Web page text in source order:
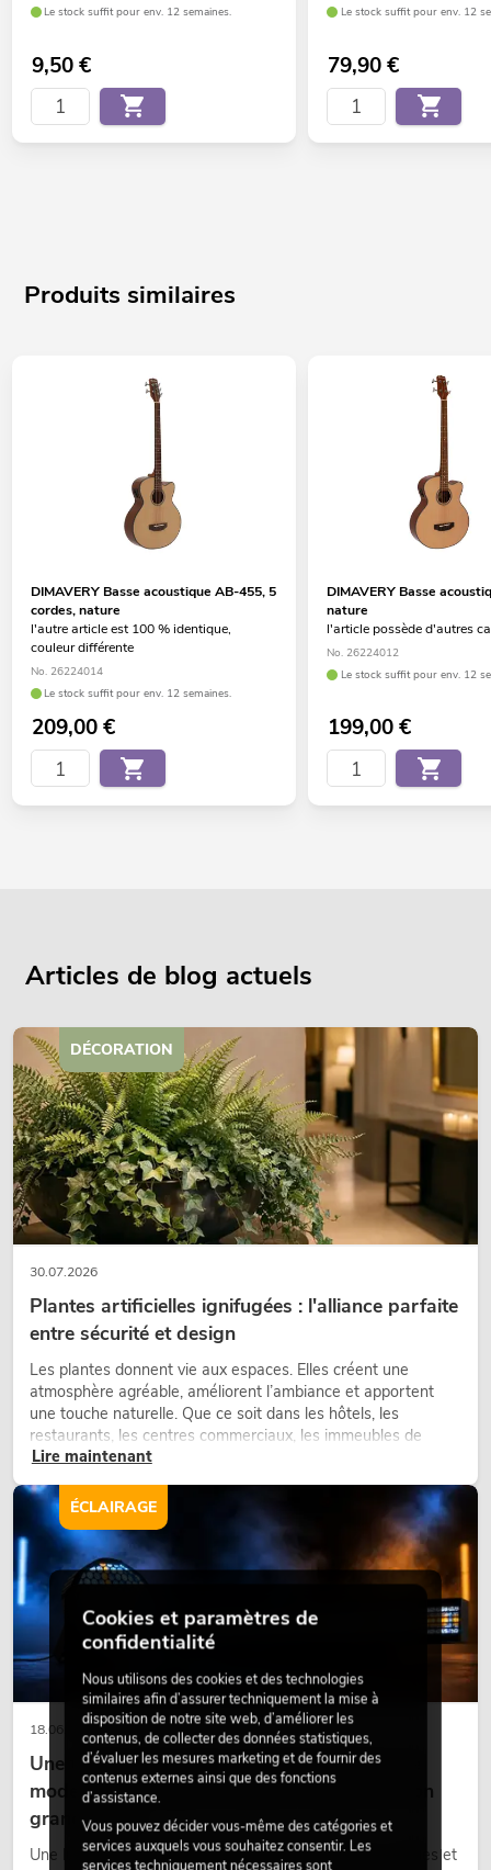
Le stock suffit pour env. 12 semaines.
9,50€
Le stock suffit pour env. 12
79,90€
Produits similaires
DIMAVERY Basse acoustique AB-455, 5
cordes, nature
l'autre article est 100 % identique,
couleur différente
No. 26224014
Le stock suffit pour env. 12 semaines.
209,00€
DIMAVERY Basse
nature
l'article possède d'autres
No. 26224012
Le stock suffit pour env. 12
199,00€
Articles de blog actuels
30.07.2026
Plantes artificielles ignifugées : l'alliance parfaite
entre sécurité et design
Les plantes donnent vie aux espaces. Elles créent une
atmosphère agréable, améliorent l’ambiance et apportent
une touche naturelle. Que ce soit dans les hôtels, les
restaurants, les centres commerciaux, les immeubles de
bureaux ou sur les stands d’exposition, une végétalisation de
qualité fait depuis longtemps partie intégrante des concepts
d’aménagement modernes.
Lire maintenant
DÉCORATION
18.06.2026
Une touche rétro dans un design d'éclairage
moderne : pourquoi la lumière chaude fait son
grand retour
Une lumière très chaude, des surfaces lumineuses visibles et
ÉCLAIRAGE
Cookies et paramètres de
confidentialité
Nous utilisons des cookies et des technologies
similaires afin d’assurer techniquement la mise à
disposition de notre site web, d’améliorer les
contenus, de collecter des données statistiques,
d’évaluer les mesures marketing et de fournir des
contenus externes ainsi que des fonctions
d’assistance.
Vous pouvez décider vous-même des catégories et
services auxquels vous souhaitez consentir. Les
services techniquement nécessaires sont